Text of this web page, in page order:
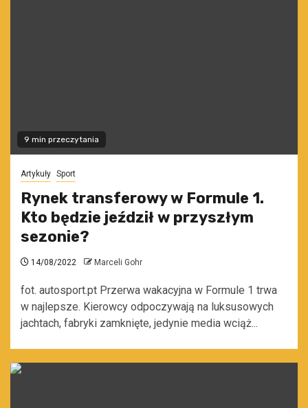
9 min przeczytania
Artykuły Sport
Rynek transferowy w Formule 1.
Kto będzie jeździł w przyszłym
sezonie?
14/08/2022 Marceli Gohr
fot. autosport.pt Przerwa wakacyjna w Formule 1 trwa
w najlepsze. Kierowcy odpoczywają na luksusowych
jachtach, fabryki zamknięte, jedynie media wciąż...